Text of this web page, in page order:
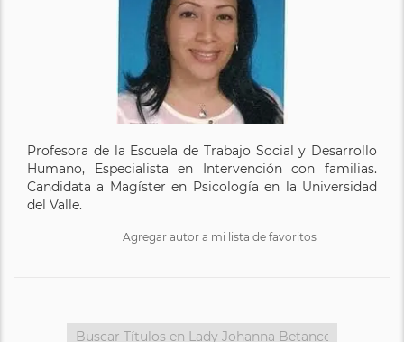
Profesora de la Escuela de Trabajo Social y Desarrollo
Humano, Especialista en Intervención con familias.
Candidata a Magíster en Psicología en la Universidad
del Valle.
Agregar autor a mi lista de favoritos